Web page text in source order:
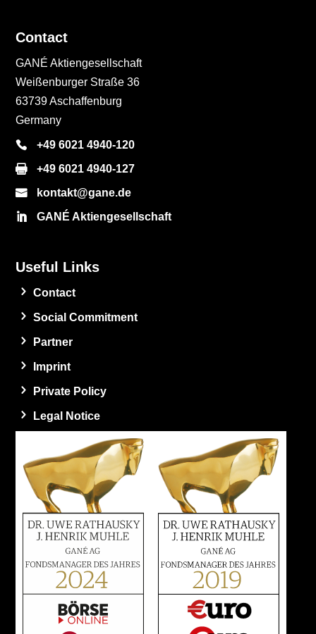
Contact
GANÉ Aktiengesellschaft
Weißenburger Straße 36
63739 Aschaffenburg
Germany
+49 6021 4940-120
+49 6021 4940-127
kontakt@gane.de
GANÉ Aktiengesellschaft
Useful Links
Contact
Social Commitment
Partner
Imprint
Private Policy
Legal Notice